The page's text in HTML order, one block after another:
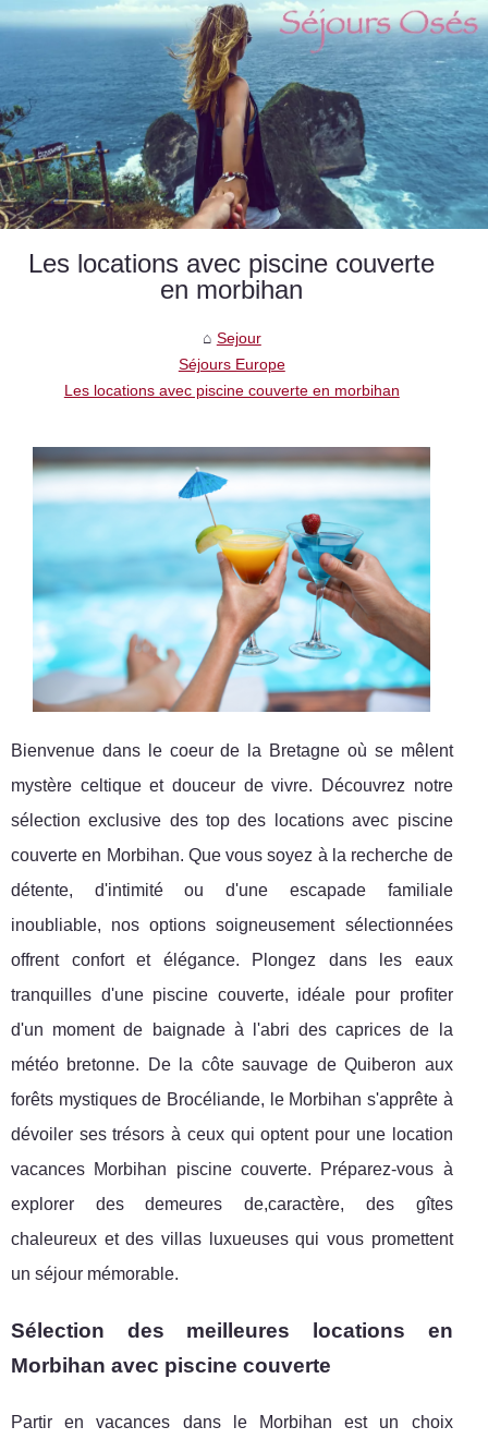
Les locations avec piscine couverte
en morbihan
Sejour
Séjours Europe
Les locations avec piscine couverte en morbihan
Bienvenue dans le coeur de la Bretagne où se mêlent
mystère celtique et douceur de vivre. Découvrez notre
sélection exclusive des top des locations avec piscine
couverte en Morbihan. Que vous soyez à la recherche de
détente, d'intimité ou d'une escapade familiale
inoubliable, nos options soigneusement sélectionnées
offrent confort et élégance. Plongez dans les eaux
tranquilles d'une piscine couverte, idéale pour profiter
d'un moment de baignade à l'abri des caprices de la
météo bretonne. De la côte sauvage de Quiberon aux
forêts mystiques de Brocéliande, le Morbihan s'apprête à
dévoiler ses trésors à ceux qui optent pour une location
vacances Morbihan piscine couverte. Préparez-vous à
explorer des demeures de,caractère, des gîtes
chaleureux et des villas luxueuses qui vous promettent
un séjour mémorable.
Sélection des meilleures locations en
Morbihan avec piscine couverte
Partir en vacances dans le Morbihan est un choix